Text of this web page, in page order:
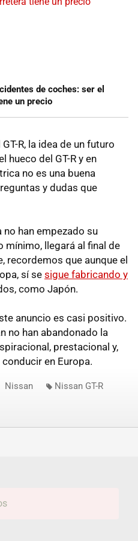
de coches: ser el
un precio
R, la idea de un futuro
hueco del GT-R y en
no es una buena
y dudas que
han empezado su
mínimo, llegará al final de
recordemos que aunque el
sí se sigue fabricando y
como Japón.
anuncio es casi positivo.
no han abandonado la
prestacional y,
en Europa.
Nissan Nissan GT-R